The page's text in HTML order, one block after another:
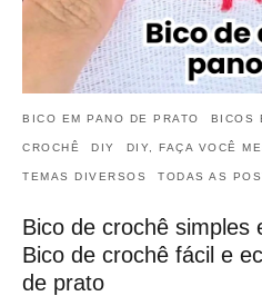
BICO EM PANO DE PRATO BICOS
CROCHÊ DIY DIY, FAÇA VOCÊ
TEMAS DIVERSOS TODAS AS
Bico de crochê simples
Bico de crochê fácil e
de prato